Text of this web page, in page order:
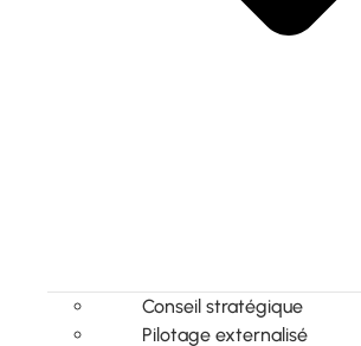
Conseil stratégique
Pilotage externalisé